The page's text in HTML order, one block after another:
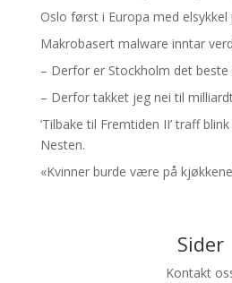
Oslo først i Europa med elsykkel
Makrobasert malware inntar
– Derfor er Stockholm det
– Derfor takket jeg nei til
’Tilbake til Fremtiden II’ traff
Nesten.
«Kvinner burde være på
Sider
Kontakt